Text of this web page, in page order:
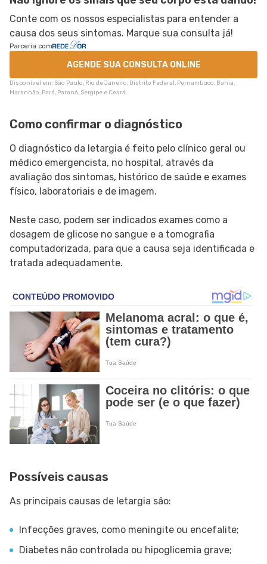
Conte com os nossos especialistas para entender a
causa dos seus sintomas. Marque sua consulta já!
Parceria com
AGENDE SUA CONSULTA ONLINE
Disponível em: São Paulo, Rio de Janeiro, Distrito Federal, Pernambuco, Bahia,
Maranhão, Pará, Paraná, Sergipe e Ceará.
Como confirmar o diagnóstico
O diagnóstico da letargia é feito pelo clínico geral ou
médico emergencista, no hospital, através da
avaliação dos sintomas, histórico de saúde e exames
físico, laboratoriais e de imagem.
Neste caso, podem ser indicados exames como a
dosagem de glicose no sangue e a tomografia
computadorizada, para que a causa seja identificada e
tratada adequadamente.
Possíveis causas
As principais causas de letargia são:
Infecções graves, como meningite ou encefalite;
Diabetes não controlada ou hipoglicemia grave;